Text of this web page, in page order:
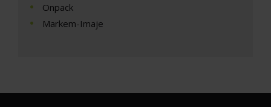
Onpack
Markem-Imaje